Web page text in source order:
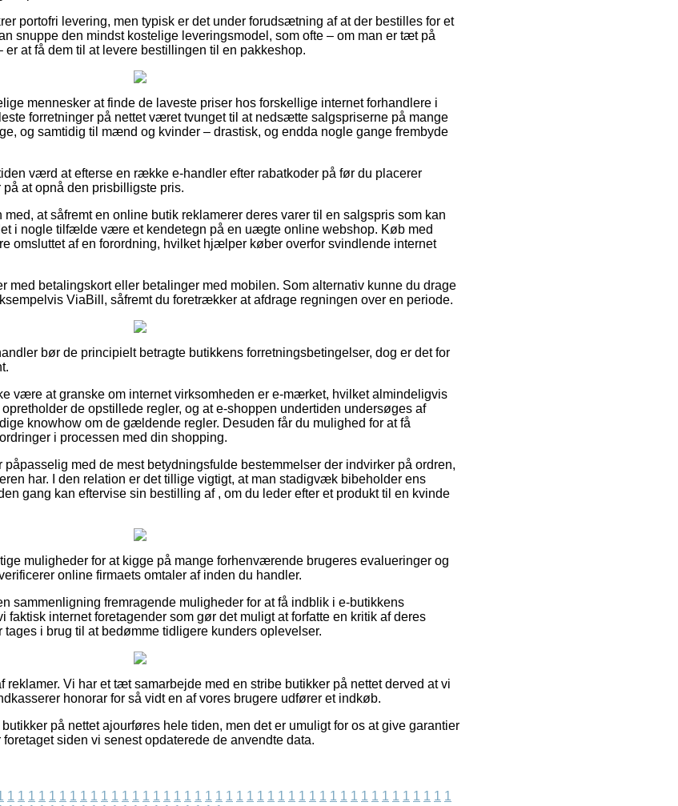
portofri levering, men typisk er det under forudsætning af at der bestilles for et
snuppe den mindst kostelige leveringsmodel, som ofte – om man er tæt på
at få dem til at levere bestillingen til en pakkeshop.
mennesker at finde de laveste priser hos forskellige internet forhandlere i
forretninger på nettet været tvunget til at nedsætte salgspriserne på mange
og samtidig til mænd og kvinder – drastisk, og endda nogle gange frembyde
værd at efterse en række e-handler efter rabatkoder på før du placerer
at opnå den prisbilligste pris.
at såfremt en online butik reklamerer deres varer til en salgspris som kan
i nogle tilfælde være et kendetegn på en uægte online webshop. Køb med
omsluttet af en forordning, hvilket hjælper køber overfor svindlende internet
med betalingskort eller betalinger med mobilen. Som alternativ kunne du drage
ViaBill, såfremt du foretrækker at afdrage regningen over en periode.
bør de principielt betragte butikkens forretningsbetingelser, dog er det for
være at granske om internet virksomheden er e-mærket, hvilket almindeligvis
de opstillede regler, og at e-shoppen undertiden undersøges af
knowhow om de gældende regler. Desuden får du mulighed for at få
i processen med din shopping.
med de mest betydningsfulde bestemmelser der indvirker på ordren,
har. I den relation er det tillige vigtigt, at man stadigvæk bibeholder ens
gang kan eftervise sin bestilling af , om du leder efter et produkt til en kvinde
muligheder for at kigge på mange forhenværende brugeres evalueringer og
online firmaets omtaler af inden du handler.
sammenligning fremragende muligheder for at få indblik i e-butikkens
internet foretagender som gør det muligt at forfatte en kritik af deres
i brug til at bedømme tidligere kunders oplevelser.
reklamer. Vi har et tæt samarbejde med en stribe butikker på nettet derved at vi
honorar for så vidt en af vores brugere udfører et indkøb.
på nettet ajourføres hele tiden, men det er umuligt for os at give garantier
siden vi senest opdaterede de anvendte data.
1 1 1 1 1 1 1 1 1 1 1 1 1 1 1 1 1 1 1 1 1 1 1 1 1 1 1 1 1 1 1 1 1 1 1 1 1 1 1 1 1 1 1